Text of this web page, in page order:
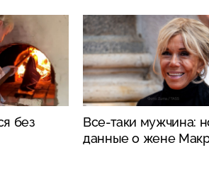
без
Все-таки мужчина:
данные о жене